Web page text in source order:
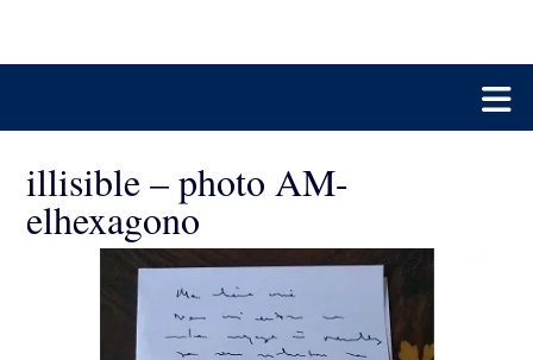
illisible – photo AM-
elhexagono